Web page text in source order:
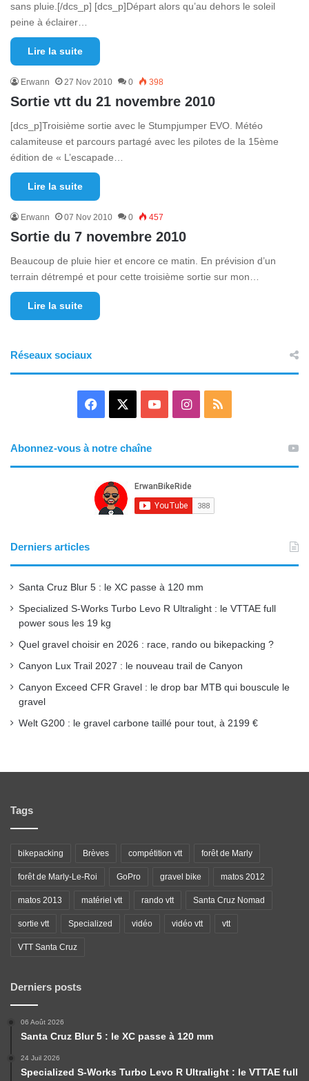
sans pluie.[/dcs_p] [dcs_p]Départ alors qu’au dehors le soleil
peine à éclairer…
Lire la suite
Erwann 27 Nov 2010 0 398
Sortie vtt du 21 novembre 2010
[dcs_p]Troisième sortie avec le Stumpjumper EVO. Météo
calamiteuse et parcours partagé avec les pilotes de la 15ème
édition de « L’escapade…
Lire la suite
Erwann 07 Nov 2010 0 457
Sortie du 7 novembre 2010
Beaucoup de pluie hier et encore ce matin. En prévision d’un
terrain détrempé et pour cette troisième sortie sur mon…
Lire la suite
Réseaux sociaux
e
b
o
T
u
e
I
a
r
Abonnez-vous à notre chaîne
Derniers articles
Santa Cruz Blur 5 : le XC passe à 120 mm
Specialized S-Works Turbo Levo R Ultralight : le VTTAE full
power sous les 19 kg
Quel gravel choisir en 2026 : race, rando ou bikepacking ?
Canyon Lux Trail 2027 : le nouveau trail de Canyon
Canyon Exceed CFR Gravel : le drop bar MTB qui bouscule le
gravel
Welt G200 : le gravel carbone taillé pour tout, à 2199 €
Tags
bikepacking Brèves compétition vtt forêt de Marly
forêt de Marly-Le-Roi GoPro gravel bike matos 2012
matos 2013 matériel vtt rando vtt Santa Cruz Nomad
sortie vtt Specialized vidéo vidéo vtt vtt
VTT Santa Cruz
Derniers posts
06 Août 2026
Santa Cruz Blur 5 : le XC passe à 120 mm
24 Juil 2026
Specialized S-Works Turbo Levo R Ultralight : le VTTAE full